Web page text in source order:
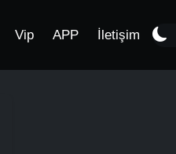
Vip APP İletişim